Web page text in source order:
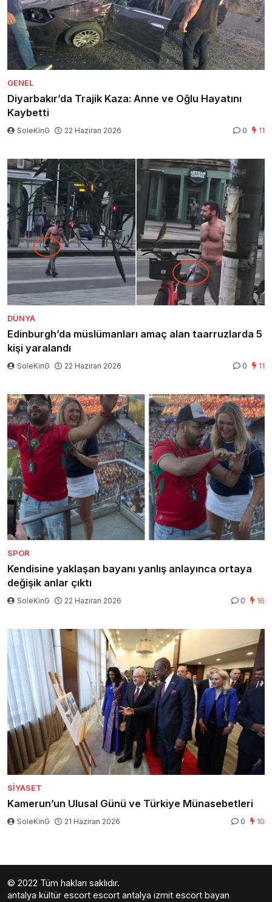
GENEL
Diyarbakır’da Trajik Kaza: Anne ve Oğlu Hayatını
Kaybetti
SoleKinG 22 Haziran 2026 0 11
DÜNYA
Edinburgh’da müslümanları amaç alan taarruzlarda 5
kişi yaralandı
SoleKinG 22 Haziran 2026 0 11
SPOR
Kendisine yaklaşan bayanı yanlış anlayınca ortaya
değişik anlar çıktı
SoleKinG 22 Haziran 2026 0 16
SIYASET
Kamerun’un Ulusal Günü ve Türkiye Münasebetleri
SoleKinG 21 Haziran 2026 0 10
© 2022 Tüm hakları saklıdır.
antalya kültür escort escort antalya izmit escort bayan